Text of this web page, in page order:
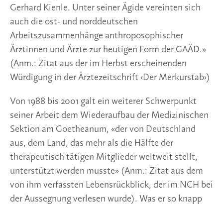
Gerhard Kienle. Unter seiner Ägide vereinten sich
auch die ost- und norddeutschen
Arbeitszusammenhänge anthroposophischer
Ärztinnen und Ärzte zur heutigen Form der GAÄD.»
(Anm.: Zitat aus der im Herbst erscheinenden
Würdigung in der Ärztezeitschrift ‹Der Merkurstab›)
Von 1988 bis 2001 galt ein weiterer Schwerpunkt
seiner Arbeit dem Wiederaufbau der Medizinischen
Sektion am Goetheanum, «der von Deutschland
aus, dem Land, das mehr als die Hälfte der
therapeutisch tätigen Mitglieder weltweit stellt,
unterstützt werden musste» (Anm.: Zitat aus dem
von ihm verfassten Lebensrückblick, der im NCH bei
der Aussegnung verlesen wurde). Was er so knapp